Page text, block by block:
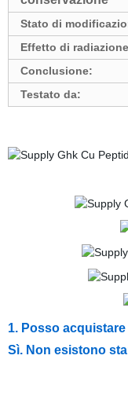
Stato di
Effetto di
Conclusione:
Testato da:
1. Posso
Sì. Non esistono